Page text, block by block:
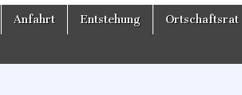
Anfahrt Entstehung Ortschaftsrat